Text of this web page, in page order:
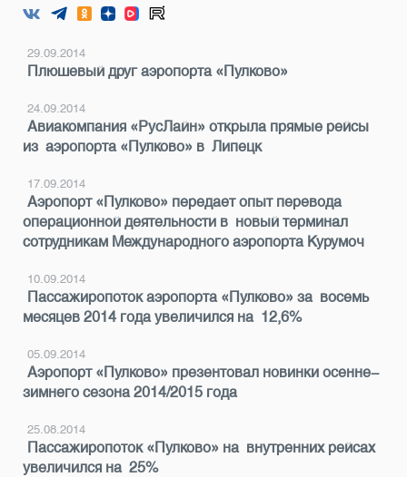
29.09.2014
Плюшевый друг аэропорта «Пулково»
24.09.2014
Авиакомпания «РусЛайн» открыла прямые рейсы
из аэропорта «Пулково» в Липецк
17.09.2014
Аэропорт «Пулково» передает опыт перевода
операционной деятельности в новый терминал
сотрудникам Международного аэропорта Курумоч
10.09.2014
Пассажиропоток аэропорта «Пулково» за восемь
месяцев 2014 года увеличился на 12,6%
05.09.2014
Аэропорт «Пулково» презентовал новинки осенне-
зимнего сезона 2014/2015 года
25.08.2014
Пассажиропоток «Пулково» на внутренних рейсах
увеличился на 25%